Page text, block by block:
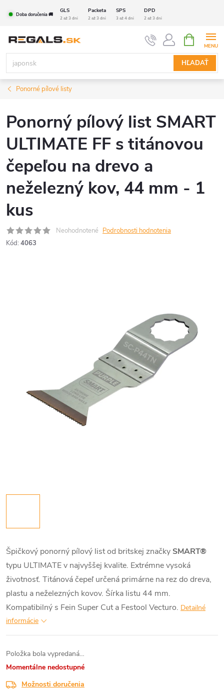
Doba doručenia 🚚
GLS Packeta SPS DPD
2 až 3 dni 2 až 3 dni 3 až 4 dni 2 až 3 dni
HĽADAŤ
KOŠÍK
Ponorné pílové listy
Ponorný pílový list SMART
ULTIMATE FF s titánovou
čepeľou na drevo a
neželezný kov, 44 mm - 1
kus
Neohodnotené Podrobnosti hodnotenia
Kód: 4063
Špičkový ponorný pílový list od britskej značky SMART®
typu ULTIMATE v najvyššej kvalite. Extrémne vysoká
životnosť. Titánová čepeľ určená primárne na rez do dreva,
plastu a neželezných kovov. Šírka listu 44 mm.
Kompatibilný s Fein Super Cut a Festool Vecturo. Detailné
informácie
Položka bola vypredaná…
Momentálne nedostupné
Možnosti doručenia